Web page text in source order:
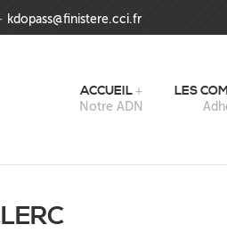
kdopass@finistere.cci.fr
ACCUEIL
Notre ADN
LES